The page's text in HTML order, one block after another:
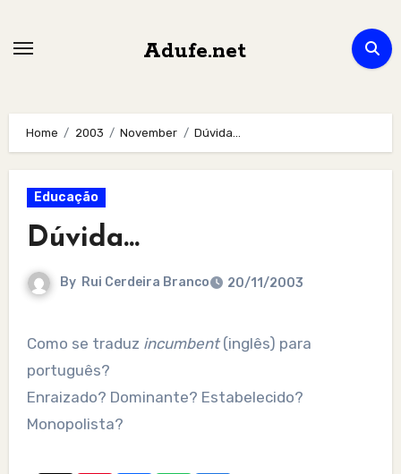
Adufe.net
Home 2003 November Dúvida…
Educação
Dúvida…
By Rui Cerdeira Branco 20/11/2003
Como se traduz incumbent(inglês) para
português?
Enraizado? Dominante? Estabelecido?
Monopolista?